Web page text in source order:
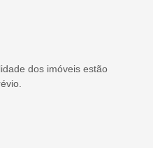
dos imóveis estão